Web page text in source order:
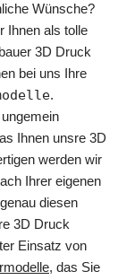
Wünsche?
Ihnen als tolle
3D Druck
bei uns Ihre
.
Ihnen unsre 3D
werden wir
Ihrer eigenen
diesen
3D Druck
Einsatz von
, das Sie